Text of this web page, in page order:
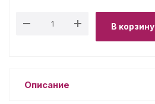
В корзину
Описание